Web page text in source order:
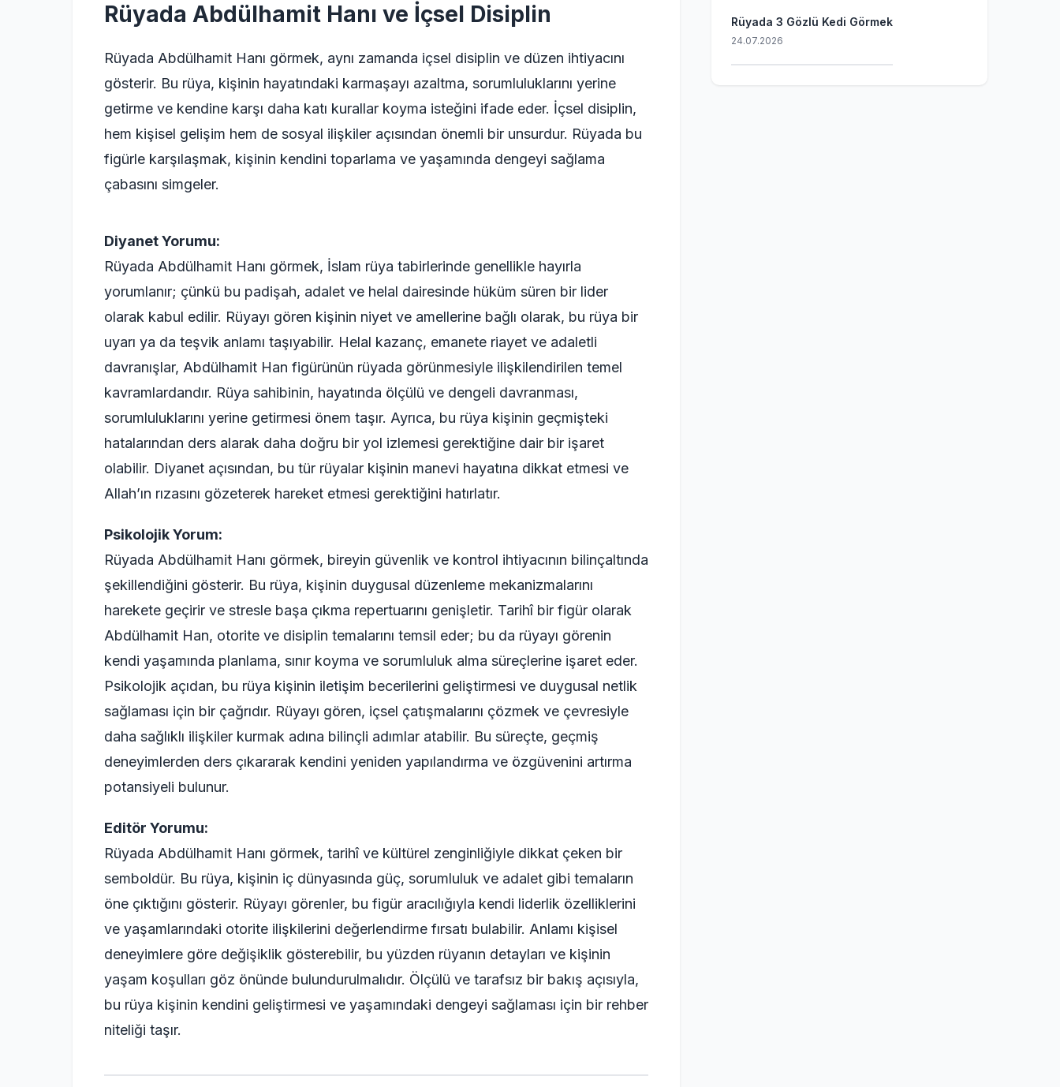
Rüyada Abdülhamit Hanı ve İçsel Disiplin
Rüyada Abdülhamit Hanı görmek, aynı zamanda içsel disiplin ve düzen ihtiyacını
gösterir. Bu rüya, kişinin hayatındaki karmaşayı azaltma, sorumluluklarını yerine
getirme ve kendine karşı daha katı kurallar koyma isteğini ifade eder. İçsel disiplin,
hem kişisel gelişim hem de sosyal ilişkiler açısından önemli bir unsurdur. Rüyada bu
figürle karşılaşmak, kişinin kendini toparlama ve yaşamında dengeyi sağlama
çabasını simgeler.
Diyanet Yorumu:
Rüyada Abdülhamit Hanı görmek, İslam rüya tabirlerinde genellikle hayırla
yorumlanır; çünkü bu padişah, adalet ve helal dairesinde hüküm süren bir lider
olarak kabul edilir. Rüyayı gören kişinin niyet ve amellerine bağlı olarak, bu rüya bir
uyarı ya da teşvik anlamı taşıyabilir. Helal kazanç, emanete riayet ve adaletli
davranışlar, Abdülhamit Han figürünün rüyada görünmesiyle ilişkilendirilen temel
kavramlardandır. Rüya sahibinin, hayatında ölçülü ve dengeli davranması,
sorumluluklarını yerine getirmesi önem taşır. Ayrıca, bu rüya kişinin geçmişteki
hatalarından ders alarak daha doğru bir yol izlemesi gerektiğine dair bir işaret
olabilir. Diyanet açısından, bu tür rüyalar kişinin manevi hayatına dikkat etmesi ve
Allah’ın rızasını gözeterek hareket etmesi gerektiğini hatırlatır.
Psikolojik Yorum:
Rüyada Abdülhamit Hanı görmek, bireyin güvenlik ve kontrol ihtiyacının bilinçaltında
şekillendiğini gösterir. Bu rüya, kişinin duygusal düzenleme mekanizmalarını
harekete geçirir ve stresle başa çıkma repertuarını genişletir. Tarihî bir figür olarak
Abdülhamit Han, otorite ve disiplin temalarını temsil eder; bu da rüyayı görenin
kendi yaşamında planlama, sınır koyma ve sorumluluk alma süreçlerine işaret eder.
Psikolojik açıdan, bu rüya kişinin iletişim becerilerini geliştirmesi ve duygusal netlik
sağlaması için bir çağrıdır. Rüyayı gören, içsel çatışmalarını çözmek ve çevresiyle
daha sağlıklı ilişkiler kurmak adına bilinçli adımlar atabilir. Bu süreçte, geçmiş
deneyimlerden ders çıkararak kendini yeniden yapılandırma ve özgüvenini artırma
potansiyeli bulunur.
Editör Yorumu:
Rüyada Abdülhamit Hanı görmek, tarihî ve kültürel zenginliğiyle dikkat çeken bir
semboldür. Bu rüya, kişinin iç dünyasında güç, sorumluluk ve adalet gibi temaların
öne çıktığını gösterir. Rüyayı görenler, bu figür aracılığıyla kendi liderlik özelliklerini
ve yaşamlarındaki otorite ilişkilerini değerlendirme fırsatı bulabilir. Anlamı kişisel
deneyimlere göre değişiklik gösterebilir, bu yüzden rüyanın detayları ve kişinin
yaşam koşulları göz önünde bulundurulmalıdır. Ölçülü ve tarafsız bir bakış açısıyla,
bu rüya kişinin kendini geliştirmesi ve yaşamındaki dengeyi sağlaması için bir rehber
niteliği taşır.
Rüyada 3 Gözlü Kedi Görmek
24.07.2026